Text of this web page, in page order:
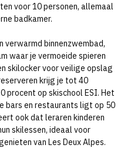
voor 10 personen, allemaal
badkamer.
verwarmd binnenzwembad,
waar je vermoeide spieren
skilocker voor veilige opslag
krijg je tot 40
procent op skischool ESI. Het
bars en restaurants ligt op 50
ook dat leraren kinderen
skilessen, ideaal voor
van Les Deux Alpes.